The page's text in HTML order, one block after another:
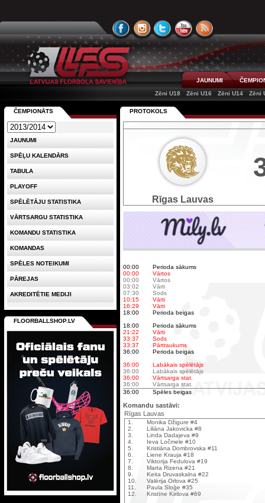
JAUNUMI
Zēni U18
Zēni U16 Zēni U14 Zēni
PROTOKOLS
Rīgas Lauvas
00:00
Perioda sākums
00:00
Vārtos
00:00
Vārtos
03:02
Vārti
07:30
Sods
10:15
Vārti
16:29
Vārti
18:00
Perioda beigas
18:00
Perioda sākums
21:22
Vārti
33:37
Sods
33:37
Pārtraukums
36:00
Perioda beigas
36:00
Labākais spēlētājs
36:00
Labākais spēlētājs
36:00
Vārtsarga stat.
36:00
Vārtsarga stat.
36:00
Spēles beigas
Komandu sastāvi:
Rīgas Lauvas
1.
Monika Džigure #4
2.
Liliāna Jakovicka #8
3.
Linda Dadajeva #9
4.
Ieva Ločmele #10
5.
Kristiāna Dombrovska #11
6.
Liene Krauja #18
7.
Viktorija Fedulova #19
8.
Marta Rizena #21
9.
Keita Druvaskalna #22
10.
Valērija Orlova #25
11.
Paula Sloģe #35
12.
Kristīne Kirilova #69
ČEMPIONĀTS
JAUNUMI
SPĒĻU KALENDĀRS
TABULA
PLAYOFF
SPĒLĒTĀJU STATISTIKA
VĀRTSARGU STATISTIKA
KOMANDU STATISTIKA
KOMANDAS
SPĒLES NOTEIKUMI
PĀREJAS
AKREDITĒTIE MEDIJI
FLOORBALLSHOP.LV